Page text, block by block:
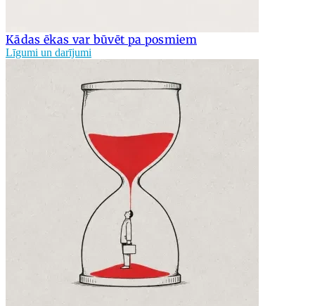
Kādas ēkas var būvēt pa posmiem
Līgumi un darījumi